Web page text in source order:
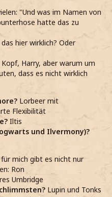
"Und was im Namen von
hatte das zu
hier wirklich? Oder
Harry, aber warum um
dass es nicht wirklich
Lorbeer mit
Flexibilität
Iltis
und Ilvermony)?
für mich gibt es nicht nur
Ron
Umbridge
Lupin und Tonks